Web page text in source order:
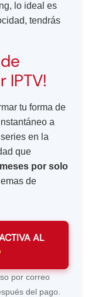
lo ideal es
tendrás
IPTV!
tu forma de
a
en la
que
por solo
de
AL
por correo
del pago.